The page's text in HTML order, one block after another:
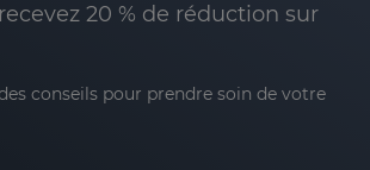
20 % de réduction sur
conseils pour prendre soin de votre